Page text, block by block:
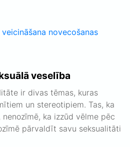
veselība
ir divas tēmas, kuras
un stereotipiem. Tas, ka
ka izzūd vēlme pēc
pārvaldīt savu seksualitāti